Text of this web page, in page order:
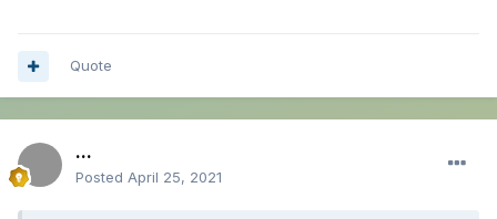
Quote
...
Posted April 25, 2021